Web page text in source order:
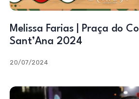
Melissa Farias | Praça do
Sant’Ana 2024
20/07/2024